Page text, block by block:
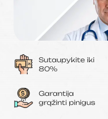
Sutaupykite iki
80%
Garantija
grąžinti pinigus